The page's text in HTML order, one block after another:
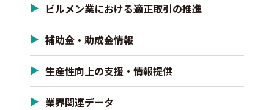
ビルメン業における適正取引の推進
補助金・助成金情報
生産性向上の支援・情報提供
業界関連データ